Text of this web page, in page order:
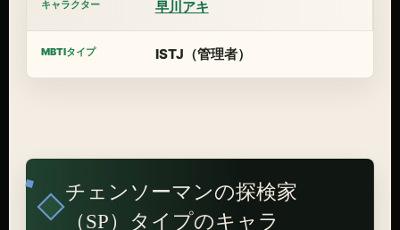
早川アキ
ISTJ（管理者）
チェンソーマンの探検家
（SP）タイプのキャラ